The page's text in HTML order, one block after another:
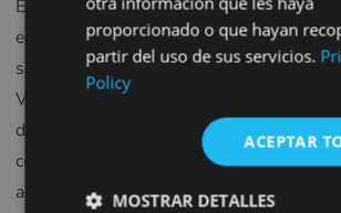
Entre los principales actores y
esta tendencia se encuentran Seecly,
servicios de intercambio de Fashion
Vintage Eyewear y Reglaze Glasses
de segunda mano se alinea de forma
comercio minorista sostenible, ya que
asequibles y elegantes al tiempo que
proporcionado o que hayan
partir del uso de sus servicios.
Policy
ACEPTAR
MOSTRAR DETALLES